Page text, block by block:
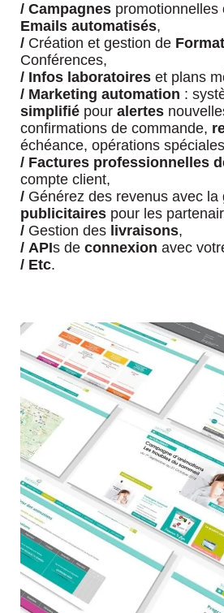
/ Campagnes promotionnelles
Emails automatisés,
/ Création et gestion de
Conférences,
/ Infos laboratoires et plans
/ Marketing automation :
simplifié pour alertes
confirmations de commande,
échéance, opérations
/ Factures professionnelles
compte client,
/ Générez des revenus avec la
publicitaires pour les
/ Gestion des livraisons,
/ APIs de connexion avec
/ Etc.